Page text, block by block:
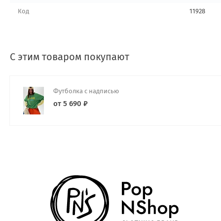
Код 11928
С этим товаром покупают
Футболка с надписью
от 5 690 ₽